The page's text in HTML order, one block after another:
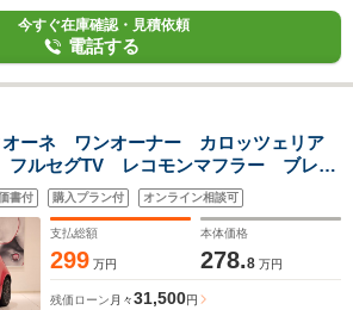
今すぐ在庫確認・見積依頼
電話する
ーネ ワンオーナー カロッツェリア
フルセグTV レコモンマフラー ブレン
製専用バケットシート パドルシフ
ー ETC 純正17インチアルミ
書付 購入プラン付 オンライン相談可
支払総額
299 万円
本体価格
278.8 万円
残価ローン 月々31,500円